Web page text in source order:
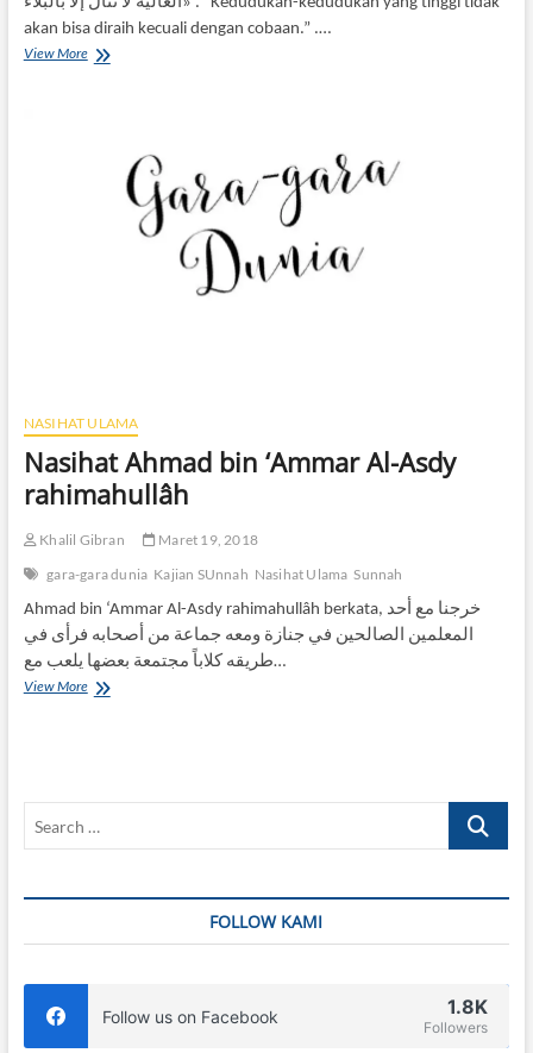
akan bisa diraih kecuali dengan cobaan.” .…
View MoreKedudukan-
NASIHAT ULAMA
Nasihat Ahmad bin ‘Ammar Al-Asdy
rahimahullâh
Khalil Gibran
Maret 19, 2018
gara-gara dunia Kajian SUnnah Nasihat Ulama Sunnah
Ahmad bin ‘Ammar Al-Asdy rahimahullâh berkata, خرجنا مع أحد
المعلمين الصالحين في جنازة ومعه جماعة من أصحابه فرأى في
طريقه كلاباً مجتمعة بعضها يلعب مع…
View MoreNasihat
Search
FOLLOW KAMI
Follow us on Facebook 1.8K
Followers